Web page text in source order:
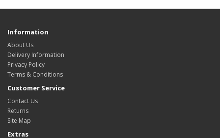
Information
About Us
Delivery Information
Privacy Policy
Terms & Conditions
Customer Service
Contact Us
Returns
Site Map
Extras